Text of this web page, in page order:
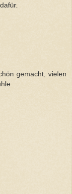
gemacht, vielen